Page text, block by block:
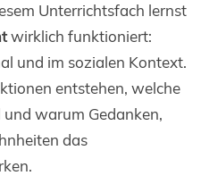
Unterrichtsfach lernst
wirklich funktioniert:
und im sozialen Kontext.
entstehen, welche
warum Gedanken,
das